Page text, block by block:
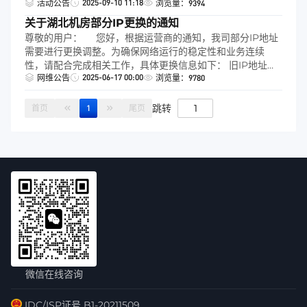
活动公告 2025-09-10 11:18 浏览量：9394
关于湖北机房部分IP更换的通知
尊敬的用户： 您好，根据运营商的通知，我司部分IP地址
需要进行更换调整。为确保网络运行的稳定性和业务连续
性，请配合完成相关工作，具体更换信息如下： 旧IP地址
段： 121.62.31.0/24 新IP地址段： 192.140.191.0/24 建议在2
请及时联系我司，谢谢。
网维公告 2025-06-17 00:00 浏览量：9780
首页 1 尾页 跳转
微信在线咨询